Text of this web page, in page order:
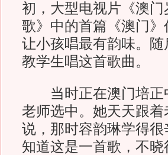
初，大型电视片《澳
歌》中的首篇《澳门
让小孩唱最有韵味。
教学生唱这首歌曲。
当时正在澳门培正
老师选中。她天天跟
说，那时容韵琳学得
知道这是一首歌，不